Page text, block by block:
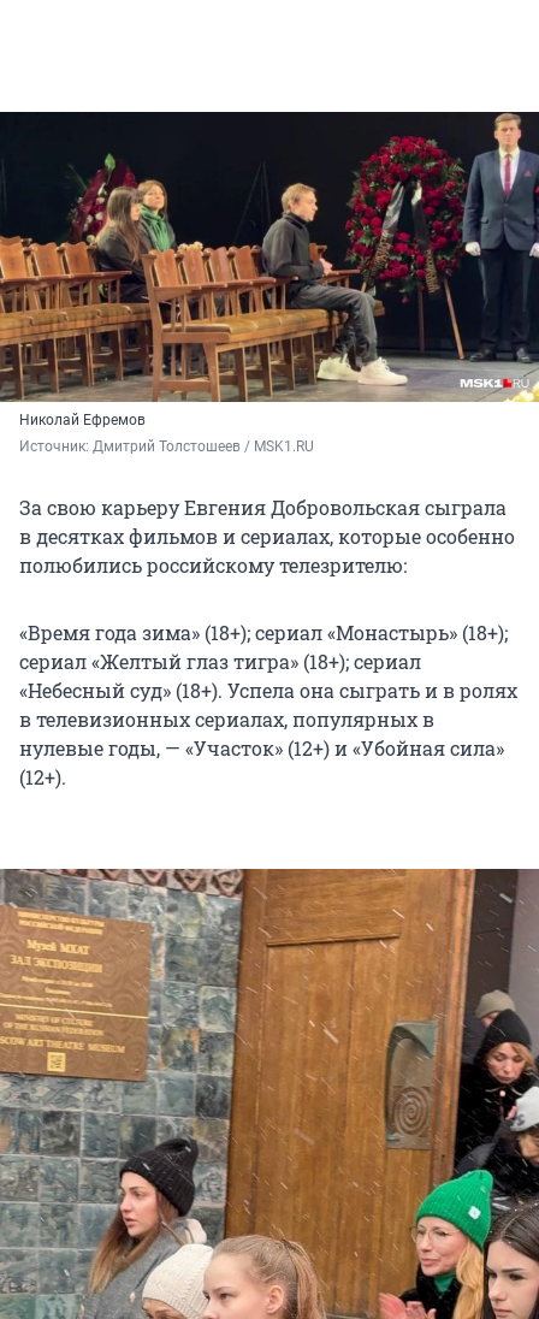
Николай Ефремов
Источник: Дмитрий Толстошеев / MSK1.RU
За свою карьеру Евгения Добровольская сыграла
в десятках фильмов и сериалах, которые особенно
полюбились российскому телезрителю:
«Время года зима» (18+); сериал «Монастырь» (18+);
сериал «Желтый глаз тигра» (18+); сериал
«Небесный суд» (18+). Успела она сыграть и в ролях
в телевизионных сериалах, популярных в
нулевые годы, — «Участок» (12+) и «Убойная сила»
(12+).